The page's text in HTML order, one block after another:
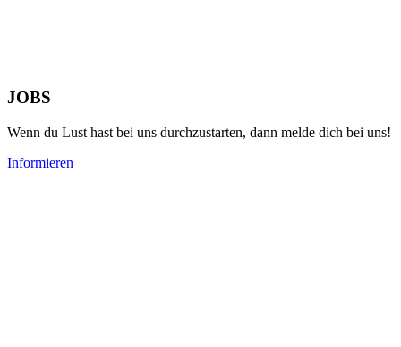
JOBS
Wenn du Lust hast bei uns durchzustarten, dann melde dich bei uns!
Informieren